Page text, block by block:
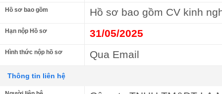
Hồ sơ bao gồm Hồ sơ bao gồm CV kinh
Hạn nộp Hồ sơ 31/05/2025
Hình thức nộp hồ sơ Qua Email
Thông tin liên hệ